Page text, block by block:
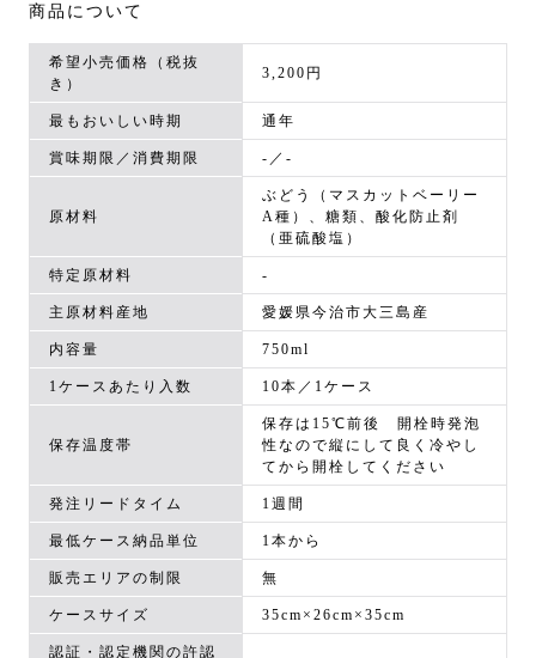
商品について
希望小売価格（税抜
き）
3,200円
最もおいしい時期 通年
賞味期限／消費期限 -／-
原材料
ぶどう（マスカットベーリー
A種）、糖類、酸化防止剤
（亜硫酸塩）
特定原材料 -
主原材料産地 愛媛県今治市大三島産
内容量 750ml
1ケースあたり入数 10本／1ケース
保存温度帯
保存は15℃前後 開栓時発泡
性なので縦にして良く冷やし
てから開栓してください
発注リードタイム 1週間
最低ケース納品単位 1本から
販売エリアの制限 無
ケースサイズ 35cm×26cm×35cm
認証・認定機関の許認